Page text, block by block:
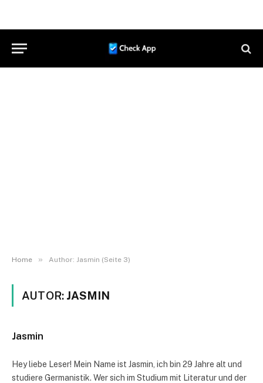
Home » Author: Jasmin (Seite 3)
AUTOR: JASMIN
Jasmin
Hey liebe Leser! Mein Name ist Jasmin, ich bin 29 Jahre alt und
studiere Germanistik. Wer sich im Studium mit Literatur und der